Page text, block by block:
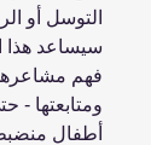
التوسل أو
سيساعد هذا
فهم
ومتابعتها -
أطفال